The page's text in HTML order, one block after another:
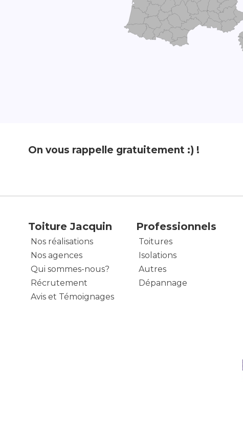
On vous rappelle gratuitement :) !
Toiture Jacquin
Nos réalisations
Nos agences
Qui sommes-nous?
Récrutement
Avis et Témoignages
Professionnels
Toitures
Isolations
Autres
Dépannage